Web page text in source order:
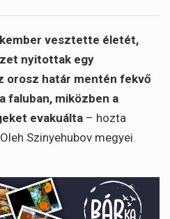
vesztette életét,
nyitottak egy
orosz határ mentén fekvő
faluban, miközben a
evakuálta – hozta
Szinyehubov megyei